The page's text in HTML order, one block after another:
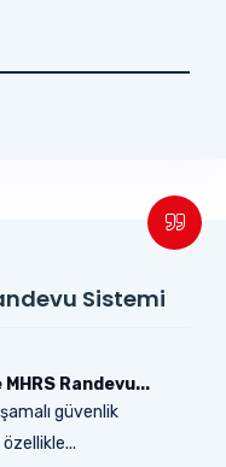
Sistemi
Randevu...
güvenlik